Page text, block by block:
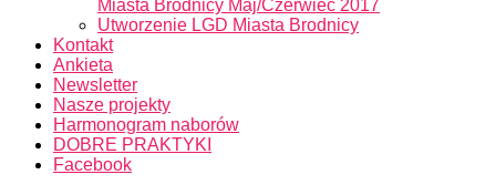
Miasta Brodnicy Maj/Czerwiec 2017
Utworzenie LGD Miasta Brodnicy
Kontakt
Ankieta
Newsletter
Nasze projekty
Harmonogram naborów
DOBRE PRAKTYKI
Facebook